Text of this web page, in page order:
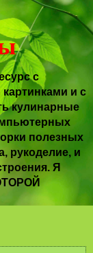
с
и с
кулинарные
полезных
рукоделие, и
Я